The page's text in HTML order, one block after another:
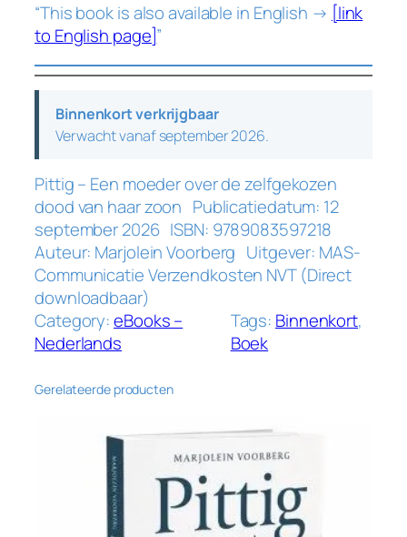
“This book is also available in English → [link
to English page]”
Binnenkort verkrijgbaar
Verwacht vanaf september 2026.
Pittig – Een moeder over de zelfgekozen
dood van haar zoon Publicatiedatum: 12
september 2026 ISBN: 9789083597218
Auteur: Marjolein Voorberg Uitgever: MAS-
Communicatie Verzendkosten NVT (Direct
downloadbaar)
Category:eBooks –
Nederlands
Tags: Binnenkort
Boek
Gerelateerde producten